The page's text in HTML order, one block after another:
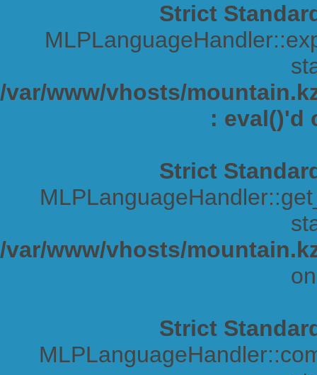
Strict
/var/www/vhosts/
: eval()'d
Strict
/var/www/vhosts/
Strict